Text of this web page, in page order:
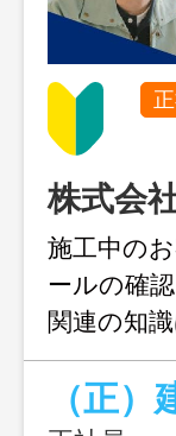
株式会
施工中の
ールの確
関連の知
す。 未経
い。 変
（正